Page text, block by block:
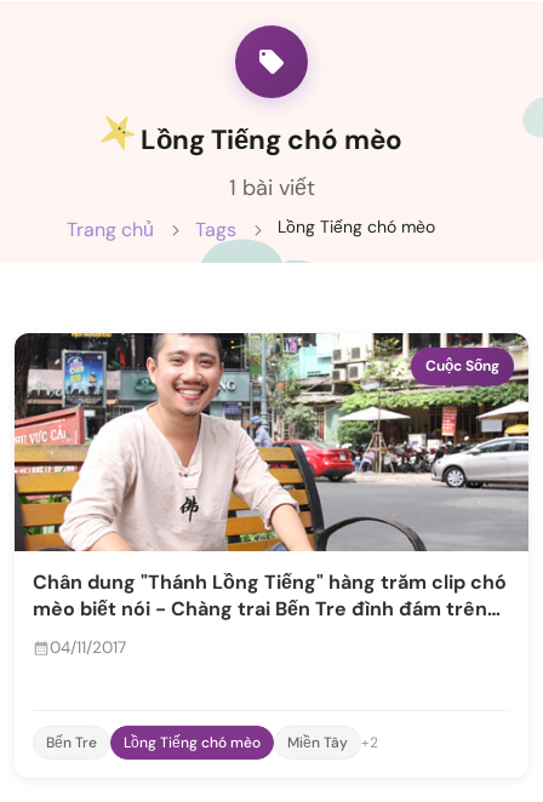
Lồng Tiếng chó mèo
1 bài viết
Trang chủ Tags Lồng Tiếng chó mèo
Cuộc Sống
Chân dung "Thánh Lồng Tiếng" hàng trăm clip chó
mèo biết nói - Chàng trai Bến Tre đình đám trên
mạng xã hội
04/11/2017
Bến Tre Lồng Tiếng chó mèo Miền Tây +2